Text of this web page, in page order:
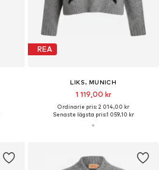
REA
LIKS. MUNICH
1 119,00 kr
Ordinarie pris: 2 014,00 kr
Senaste lägsta pris:1 059,10 kr